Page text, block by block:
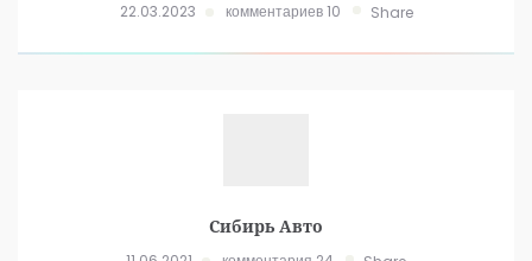
22.03.2023 комментариев 10 Share
Сибирь Авто